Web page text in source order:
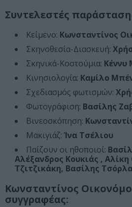
Συντελεστές
Κείμενο: Κωνσταντίνος
Σκηνοθεσία-Διασκευή:
Σκηνικά-Κοστούμια: Κέννυ
Κινησιολογία: Καμίλο
Σχεδιασμός φωτισμών:
Φωτογράφιση: Βασίλης
Βινεοσκόπηση:
Μακιγιάζ: Ίνα Τσέλιου
Παίζουν οι ηθοποιοί:
Αλέξανδρος Κουκιάς ,
Τζιτζικάκη, Βασίλης
Κωνσταντίνος
συγγραφέας: